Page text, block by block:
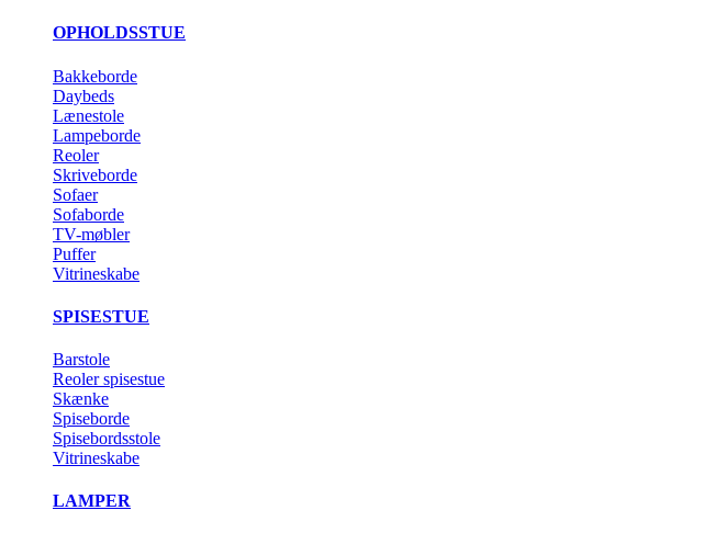
OPHOLDSSTUE
Bakkeborde
Daybeds
Lænestole
Lampeborde
Reoler
Skriveborde
Sofaer
Sofaborde
TV-møbler
Puffer
Vitrineskabe
SPISESTUE
Barstole
Reoler spisestue
Skænke
Spiseborde
Spisebordsstole
Vitrineskabe
LAMPER